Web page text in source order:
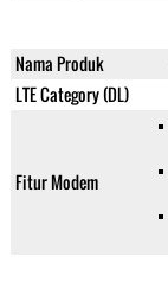
Nama Produk
LTE Category (DL)
Fitur Modem